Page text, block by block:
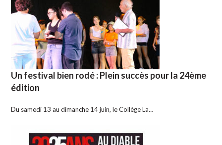
Un festival bien rodé : Plein succès pour la 24ème
édition
Du samedi 13 au dimanche 14 juin, le Collège La…